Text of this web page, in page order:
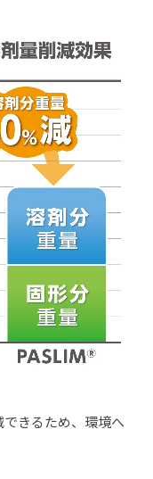
きるため、環境へ